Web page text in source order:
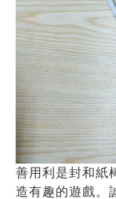
善用利是封和紙
造有趣的遊戲。